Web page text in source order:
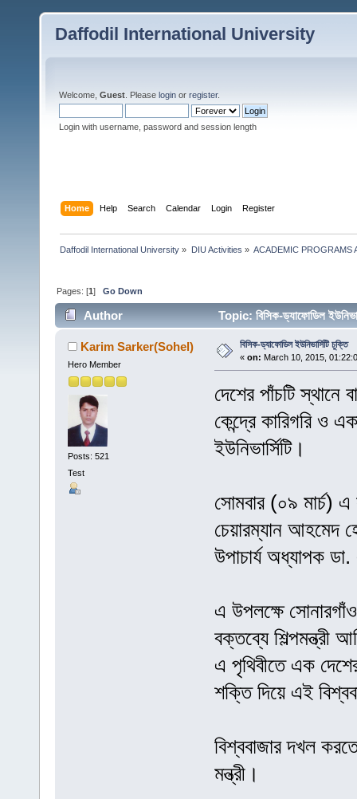
Daffodil International University
Welcome, Guest . Please login or register.
Login with username, password and session length
Home Help Search Calendar Login Register
Daffodil International University » DIU Activities » ACADEMIC PROGRAMS
Pages: [1]Go Down
Author Topic: বিসিক-ড্যাফোডিল
Karim Sarker(Sohel)
Hero Member
Posts: 521
Test
বিসিক-ড্যাফোডিল ইউনিভার্সিটি চুক্তি
« on: March 10, 2015,
দেশের পাঁচটি স্থানে
কেন্দ্রে কারিগরি ও
ইউনিভার্সিটি।
সোমবার (০৯ মার্চ) এ
চেয়ারম্যান আহমেদ
উপাচার্য অধ্যাপক
এ উপলক্ষে
বক্তব্যে শিল্পমন্ত্রী
এ পৃথিবীতে এক
শক্তি দিয়ে এই
বিশ্ববাজার দখল
মন্ত্রী।